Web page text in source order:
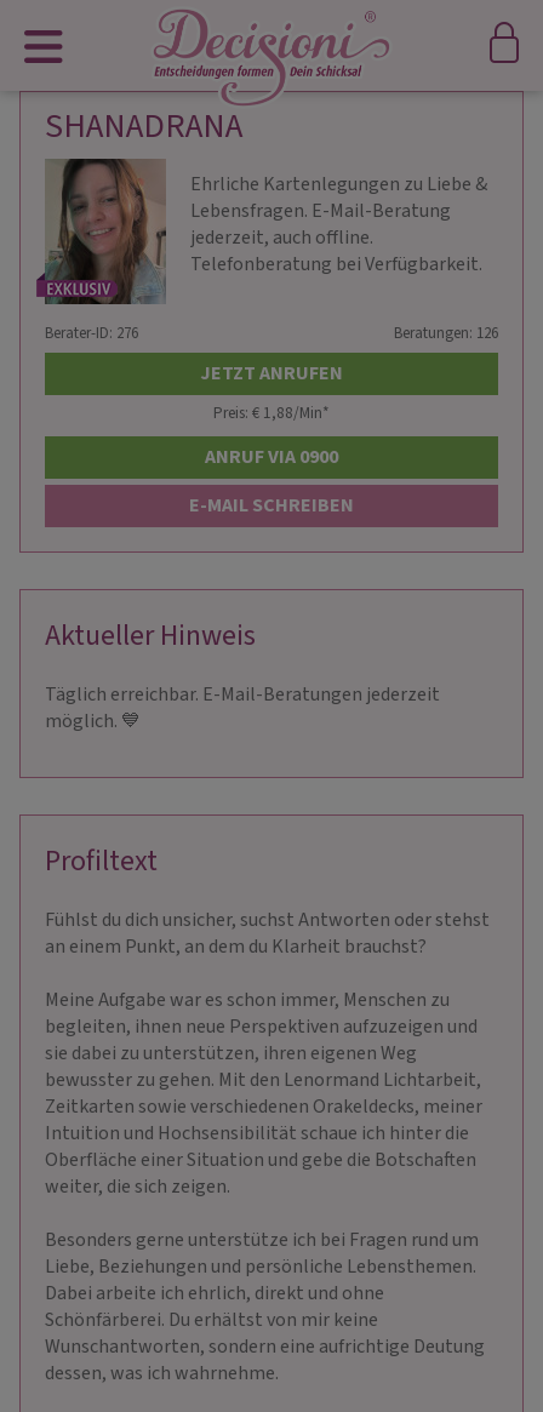
SHANADRANA
Ehrliche Kartenlegungen zu Liebe &
Lebensfragen. E-Mail-Beratung
jederzeit, auch offline.
Telefonberatung bei Verfügbarkeit.
Berater-ID: 276 Beratungen: 126
JETZT ANRUFEN
Preis: € 1,88/Min*
ANRUF VIA 0900
E-MAIL SCHREIBEN
Aktueller Hinweis
Täglich erreichbar. E-Mail-Beratungen jederzeit
möglich. 💙
Profiltext
Fühlst du dich unsicher, suchst Antworten oder stehst
an einem Punkt, an dem du Klarheit brauchst?
Meine Aufgabe war es schon immer, Menschen zu
begleiten, ihnen neue Perspektiven aufzuzeigen und
sie dabei zu unterstützen, ihren eigenen Weg
bewusster zu gehen. Mit den Lenormand Lichtarbeit,
Zeitkarten sowie verschiedenen Orakeldecks, meiner
Intuition und Hochsensibilität schaue ich hinter die
Oberfläche einer Situation und gebe die Botschaften
weiter, die sich zeigen.
Besonders gerne unterstütze ich bei Fragen rund um
Liebe, Beziehungen und persönliche Lebensthemen.
Dabei arbeite ich ehrlich, direkt und ohne
Schönfärberei. Du erhältst von mir keine
Wunschantworten, sondern eine aufrichtige Deutung
dessen, was ich wahrnehme.